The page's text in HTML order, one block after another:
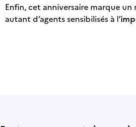
Enfin, cet anniversaire marque
autant d’agents sensibilisés à l’